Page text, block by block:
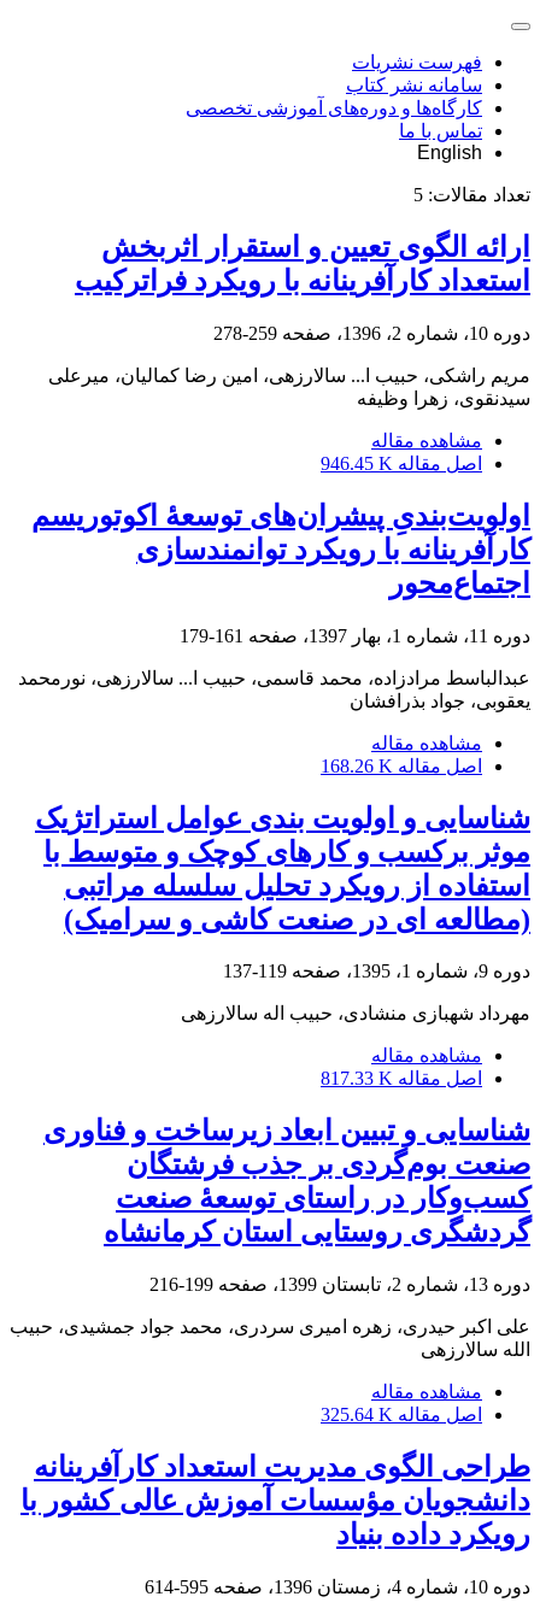
فهرست نشریات
سامانه نشر کتاب
کارگاه‌ها و دوره‌های آموزشی تخصصی
تماس با ما
English
تعداد مقالات: 5
ارائه الگوی تعیین و استقرار اثربخش
استعداد کارآفرینانه با رویکرد فراترکیب
دوره 10، شماره 2، 1396، صفحه 259-278
مریم راشکی، حبیب ا... سالارزهی، امین رضا کمالیان، میرعلی
سیدنقوی، زهرا وظیفه
مشاهده مقاله
اصل مقاله 946.45 K
اولویت‌بندیِ پیشران‌های توسعۀ‌ اکوتوریسم
کارآفرینانه با رویکرد توانمندسازی
اجتماع‌محور
دوره 11، شماره 1، بهار 1397، صفحه 161-179
عبدالباسط مرادزاده، محمد قاسمی، حبیب ا... سالارزهی، نورمحمد
یعقوبی، جواد بذرافشان
مشاهده مقاله
اصل مقاله 168.26 K
شناسایی و اولویت بندی عوامل استراتژیک
موثر برکسب و کارهای کوچک و متوسط با
استفاده از رویکرد تحلیل سلسله مراتبی
(مطالعه ای در صنعت کاشی و سرامیک)
دوره 9، شماره 1، 1395، صفحه 119-137
مهرداد شهبازی منشادی، حبیب اله سالارزهی
مشاهده مقاله
اصل مقاله 817.33 K
شناسایی و تبیین ابعاد زیرساخت و فناوری
صنعت‌ بوم‌گردی بر جذب فرشتگان
کسب‌و‌کار در راستای توسعۀ صنعت
گردشگری روستایی استان کرمانشاه
دوره 13، شماره 2، تابستان 1399، صفحه 199-216
علی اکبر حیدری، زهره امیری سردری، محمد جواد جمشیدی، حبیب
الله سالارزهی
مشاهده مقاله
اصل مقاله 325.64 K
طراحی الگوی مدیریت استعداد کارآفرینانه
دانشجویان مؤسسات آموزش عالی کشور با
رویکرد داده بنیاد
دوره 10، شماره 4، زمستان 1396، صفحه 595-614